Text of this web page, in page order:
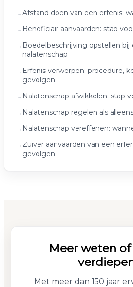
Afstand doen van een erfenis:
Beneficiair aanvaarden: stap
Boedelbeschrijving opstellen bij
nalatenschap
Erfenis verwerpen: procedure,
gevolgen
Nalatenschap afwikkelen: stap
Nalatenschap regelen als
Nalatenschap vereffenen:
Zuiver aanvaarden van een
gevolgen
Meer weten
Met meer dan 150 jaar